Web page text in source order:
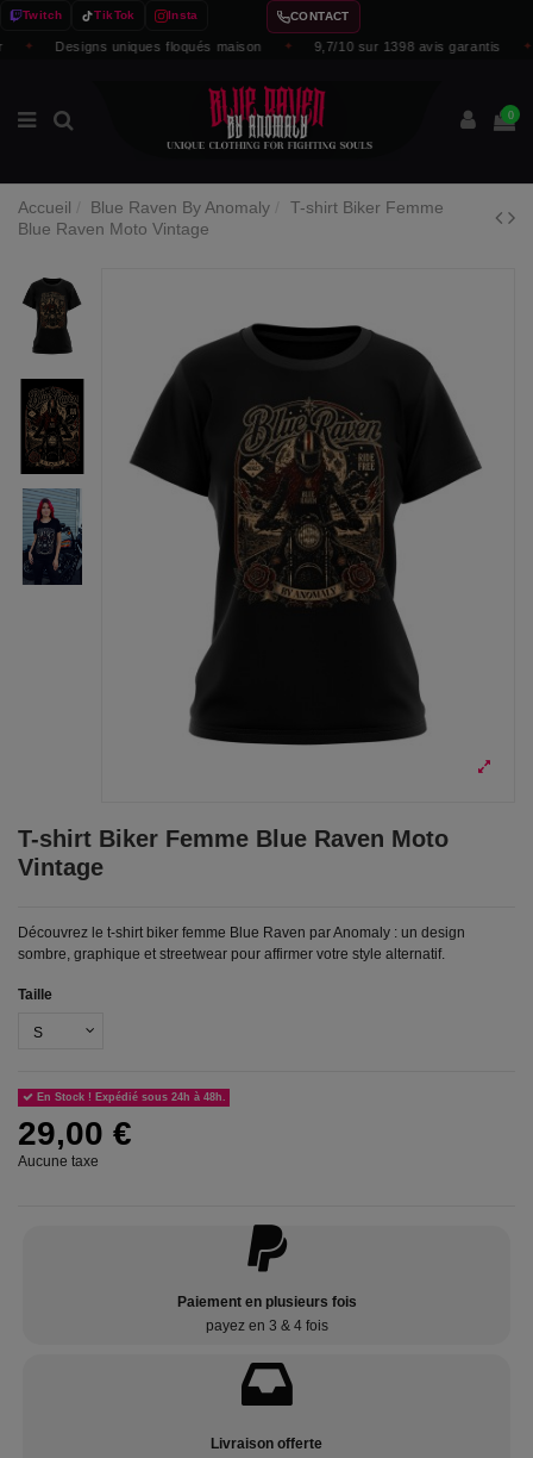
Twitch TikTok Insta
Designs uniques floqués maison 9,7/10 sur 1398 avis garantis
CONTACT
0
Accueil Blue Raven By Anomaly
T-shirt Biker Femme
Blue Raven Moto Vintage
T-shirt Biker Femme Blue Raven Moto
Vintage
Découvrez le t-shirt biker femme Blue Raven par Anomaly : un design
sombre, graphique et streetwear pour affirmer votre style alternatif.
Taille
En Stock ! Expédié sous 24h à 48h.
29,00 €
Aucune taxe
Paiement en plusieurs fois
payez en 3 & 4 fois
Livraison offerte